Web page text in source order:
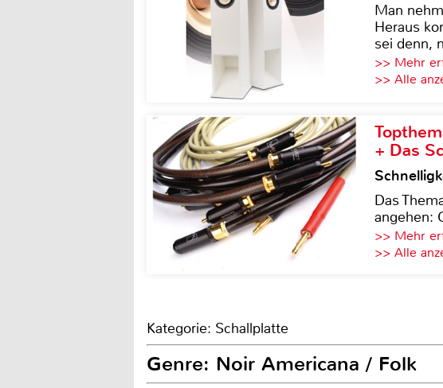
Man
Heraus
sei denn,
>> Mehr
>> Alle
+ Das
Das
angehen:
>> Mehr
>> Alle
Kategorie: Schallplatte
Genre: Noir Americana / Folk